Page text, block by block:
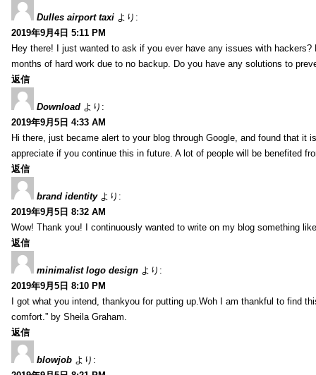
Dulles airport taxi より:
2019年9月4日 5:11 PM
Hey there! I just wanted to ask if you ever have any issues with
months of hard work due to no backup. Do you have any solutions to
返信
Download より:
2019年9月5日 4:33 AM
Hi there, just became alert to your blog through Google, and found that it
appreciate if you continue this in future. A lot of people will be benefited
返信
brand identity より:
2019年9月5日 8:32 AM
Wow! Thank you! I continuously wanted to write on my blog something
返信
minimalist logo design より:
2019年9月5日 8:10 PM
I got what you intend, thankyou for putting up.Woh I am thankful to find
comfort.” by Sheila Graham.
返信
blowjob より: